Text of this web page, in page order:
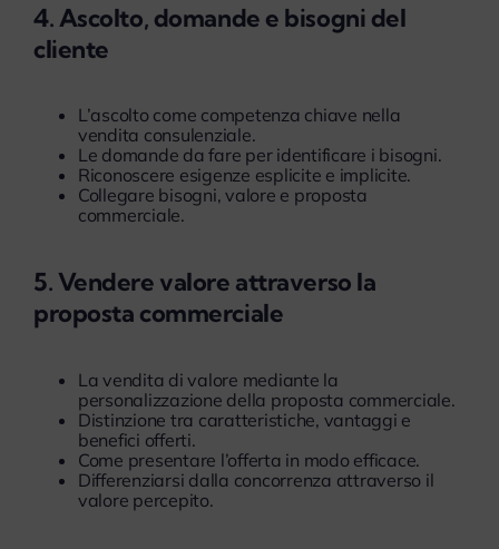
4. Ascolto, domande e bisogni del
cliente
L’ascolto come competenza chiave nella
vendita consulenziale.
Le domande da fare per identificare i bisogni.
Riconoscere esigenze esplicite e implicite.
Collegare bisogni, valore e proposta
commerciale.
5. Vendere valore attraverso la
proposta commerciale
La vendita di valore mediante la
personalizzazione della proposta commerciale.
Distinzione tra caratteristiche, vantaggi e
benefici offerti.
Come presentare l’offerta in modo efficace.
Differenziarsi dalla concorrenza attraverso il
valore percepito.